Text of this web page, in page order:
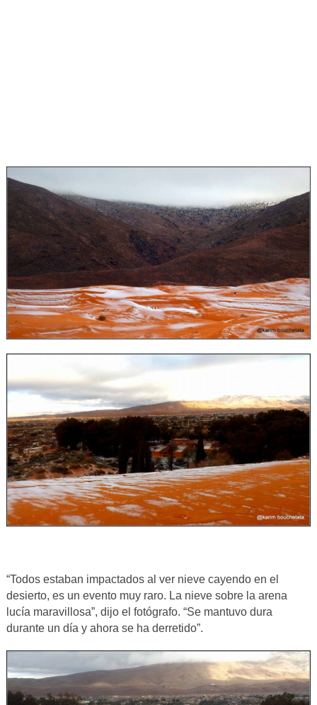
“Todos estaban impactados al ver nieve cayendo en el
desierto, es un evento muy raro. La nieve sobre la arena
lucía maravillosa”, dijo el fotógrafo. “Se mantuvo dura
durante un día y ahora se ha derretido”.